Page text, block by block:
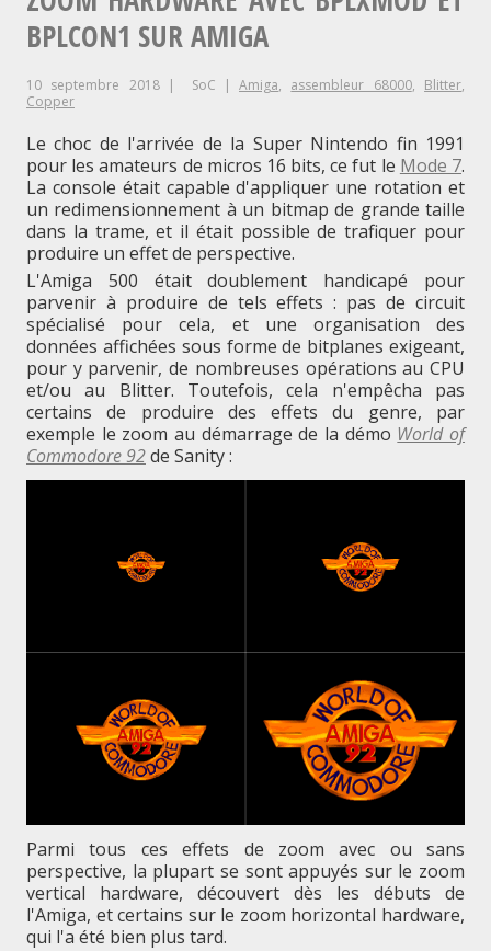
sur
Amiga
of
d’une
cracktro
sur
Amiga
500
BPLCON1 SUR AMIGA
10 septembre 2018 SoC Amiga, assembleur 68000, Blitter,
Copper
Le choc de l'arrivée de la Super Nintendo fin 1991
pour les amateurs de micros 16 bits, ce fut le Mode 7.
La console était capable d'appliquer une rotation et
un redimensionnement à un bitmap de grande taille
dans la trame, et il était possible de trafiquer pour
produire un effet de perspective.
L'Amiga 500 était doublement handicapé pour
parvenir à produire de tels effets : pas de circuit
spécialisé pour cela, et une organisation des
données affichées sous forme de bitplanes exigeant,
pour y parvenir, de nombreuses opérations au CPU
et/ou au Blitter. Toutefois, cela n'empêcha pas
certains de produire des effets du genre, par
exemple le zoom au démarrage de la démo World of
Commodore 92de Sanity :
Parmi tous ces effets de zoom avec ou sans
perspective, la plupart se sont appuyés sur le zoom
vertical hardware, découvert dès les débuts de
l'Amiga, et certains sur le zoom horizontal hardware,
qui l'a été bien plus tard.